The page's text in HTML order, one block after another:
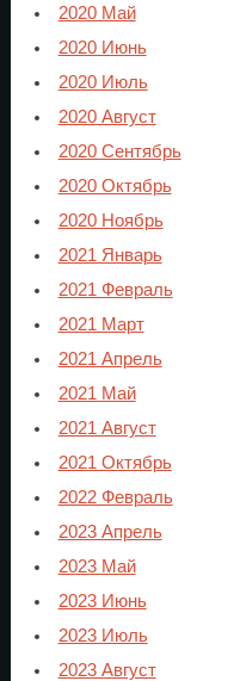
2020 Май
2020 Июнь
2020 Июль
2020 Август
2020 Сентябрь
2020 Октябрь
2020 Ноябрь
2021 Январь
2021 Февраль
2021 Март
2021 Апрель
2021 Май
2021 Август
2021 Октябрь
2022 Февраль
2023 Апрель
2023 Май
2023 Июнь
2023 Июль
2023 Август